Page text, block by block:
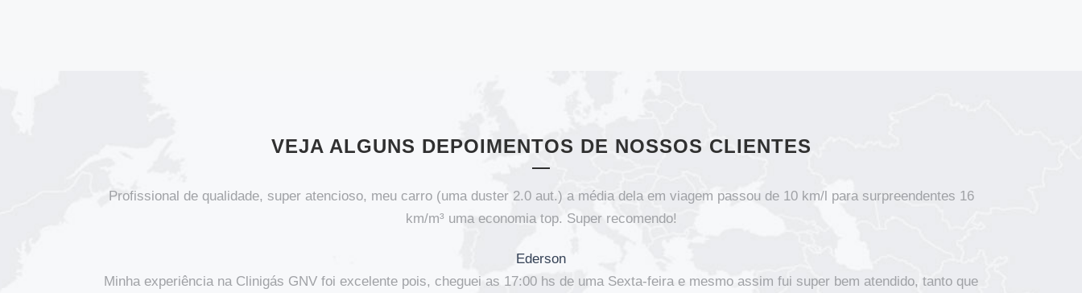
VEJA ALGUNS DEPOIMENTOS DE NOSSOS CLIENTES
Profissional de qualidade, super atencioso, meu carro (uma duster 2.0 aut.) a média dela em viagem passou de 10 km/l para surpreendentes 16
km/m³ uma economia top. Super recomendo!
Ederson
Minha experiência na Clinigás GNV foi excelente pois, cheguei as 17:00 hs de uma Sexta-feira e mesmo assim fui super bem atendido, tanto que